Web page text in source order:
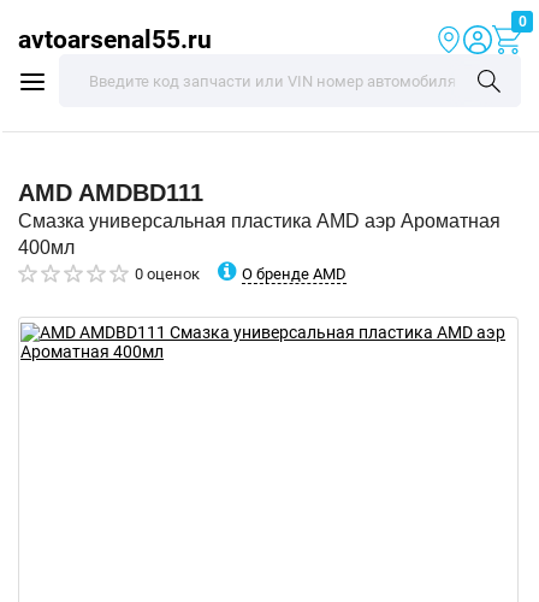
avtoarsenal55.ru
0
AMD AMDBD111
Смазка универсальная пластика AMD аэр Ароматная
400мл
0 оценок О бренде AMD